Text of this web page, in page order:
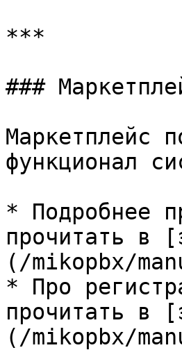
***
###
Маркетплейс
функционал
* Подробнее
прочитать в
(/mikopbx/
* Про
прочитать в
(/mikopbx/